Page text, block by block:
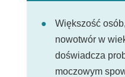
Większość
nowotwór w
doświadcza
moczowym